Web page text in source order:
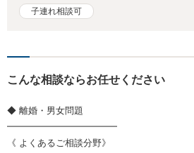
子連れ相談可
こんな相談ならお任せください
◆ 離婚・男女問題
━━━━━━━━━━━━
《 よくあるご相談分野》